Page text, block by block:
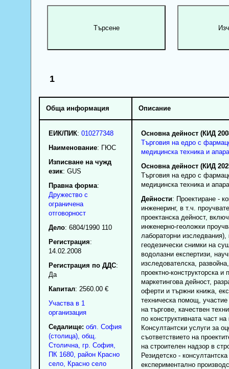
1
Обща информация Описание
ЕИК/ПИК: 010277348
Наименование: ГЮС
Изписване на чужд
език: GUS
Правна форма:
Дружество с
ограничена
отговорност
Дело: 6804/1990 110
Регистрация:
14.02.2008
Регистрация по ДДС:
Да
Капитал: 2560.00 €
Участва в 1
организация
Седалище: обл. София
(столица), общ.
Столична, гр. София,
ПК 1680, район Красно
село, Красно село
Основна дейност (КИД
Търговия на едро с
медицинска техника и
Основна дейност (КИД
Търговия на едро с
медицинска техника и
Дейности: Проектиране -
инженеринг, в т.ч.
проектанска дейност,
инженерно-геоложки
лабораторни изследвания),
геодезически снимки на
водолазни експертизи,
изследователска,
проектно-конструкторска и
маркетингова дейност,
оферти и тържни книжа,
техническа помощ, участие
на търгове, качествен
по конструктивната част на
Консултантски услуги за
съответствието на
на строителен надзор в
Резидетско - консултантска
експериментално